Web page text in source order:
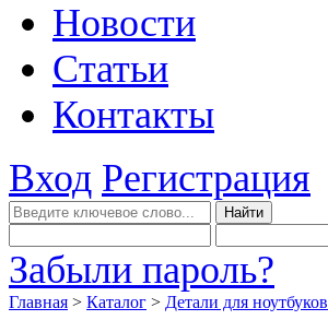
Новости
Статьи
Контакты
Вход Регистрация
Забыли пароль?
Главная > Каталог > Детали для ноутбуков